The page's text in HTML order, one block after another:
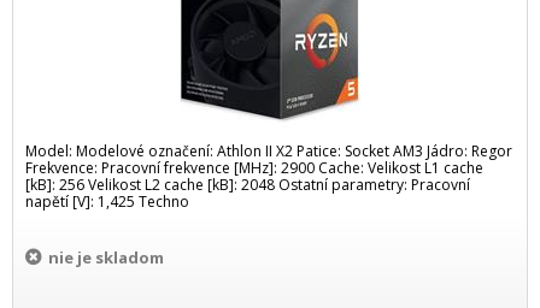
Model: Modelové označení: Athlon II X2 Patice: Socket AM3 Jádro: Regor
Frekvence: Pracovní frekvence [MHz]: 2900 Cache: Velikost L1 cache
[kB]: 256 Velikost L2 cache [kB]: 2048 Ostatní parametry: Pracovní
napětí [V]: 1,425 Techno
nie je skladom